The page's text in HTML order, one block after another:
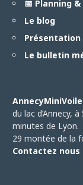
📅 Planning
Le blog
Présentation
Le bulletin
du lac d’Annecy,
minutes de Lyon.
29 montée de la
Contactez nous